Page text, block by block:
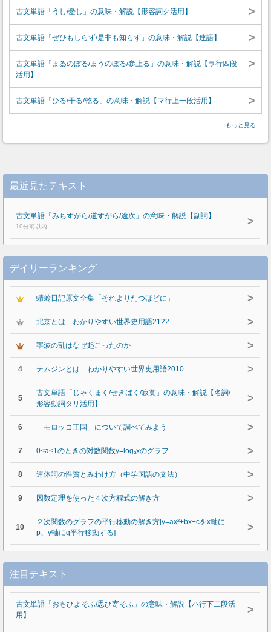
古文単語「うし/憂し」の意味・解説【形容詞ク活用】 >
古文単語「ぜひもしらず/是非も知らず」の意味・解説【連語】 >
古文単語「まゐのぼる/まうのぼる/参上る」の意味・解説【ラ行四段
活用】
>
古文単語「ひる/干る/乾る」の意味・解説【マ行上一段活用】 >
もっと見る
最近見たテキスト
古文単語「みちすがら/道すがら/途次」の意味・解説【副詞】
10分前以内 >
デイリーランキング
蜻蛉日記原文全集「それよりたつほどに」 >
北京とは わかりやすい世界史用語2122 >
寧波の乱はなぜ起こったのか >
4 テムジンとは わかりやすい世界史用語2010 >
5
古文単語「じゃくまく/せきばく/寂寞」の意味・解説【名詞/
形容動詞タリ活用】
>
6 「モロッコ王国」について調べてみよう >
7 0<a<1のときの対数関数y=logₐxのグラフ >
8 連体詞の性質とみわけ方（中学国語の文法） >
9 因数定理を使った４次方程式の解き方 >
10
２次関数のグラフの平行移動の解き方[y=ax²+bx+cをx軸に
p、y軸にq平行移動する]
>
注目テキスト
古文単語「おもひよそふ/思ひ寄そふ」の意味・解説【ハ行下二段活
用】
>